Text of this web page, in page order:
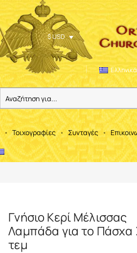
$ USD
Ελληνικά
Τοιχογραφίες Συνταγές
Γνήσιο Κερί Μέλισσας
Λαμπάδα για το Πάσχα
τεμ